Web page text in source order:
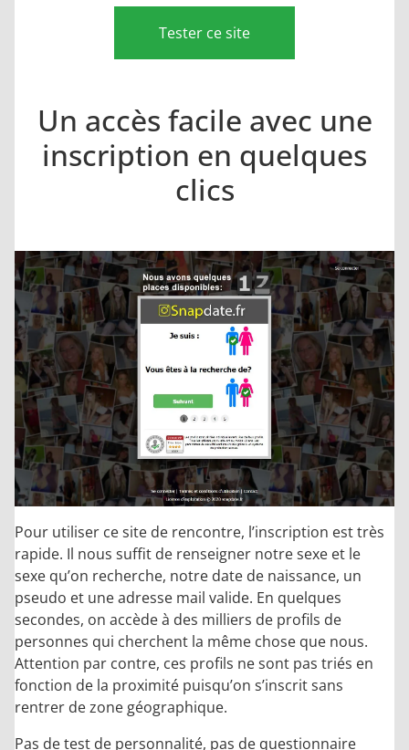
Tester ce site
Un accès facile avec une
inscription en quelques
clics
Pour utiliser ce site de rencontre, l’inscription est très
rapide. Il nous suffit de renseigner notre sexe et le
sexe qu’on recherche, notre date de naissance, un
pseudo et une adresse mail valide. En quelques
secondes, on accède à des milliers de profils de
personnes qui cherchent la même chose que nous.
Attention par contre, ces profils ne sont pas triés en
fonction de la proximité puisqu’on s’inscrit sans
rentrer de zone géographique.
Pas de test de personnalité, pas de questionnaire